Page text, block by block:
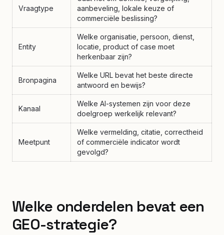
Vraagtype
aanbeveling, lokale keuze of
commerciële beslissing?
Entity
Welke organisatie, persoon, dienst,
locatie, product of case moet
herkenbaar zijn?
Bronpagina
Welke URL bevat het beste directe
antwoord en bewijs?
Kanaal
Welke AI-systemen zijn voor deze
doelgroep werkelijk relevant?
Meetpunt
Welke vermelding, citatie, correctheid
of commerciële indicator wordt
gevolgd?
Welke onderdelen bevat een
GEO-strategie?